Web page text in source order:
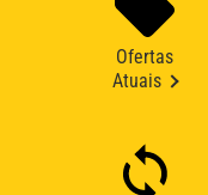
Ofertas
Atuais